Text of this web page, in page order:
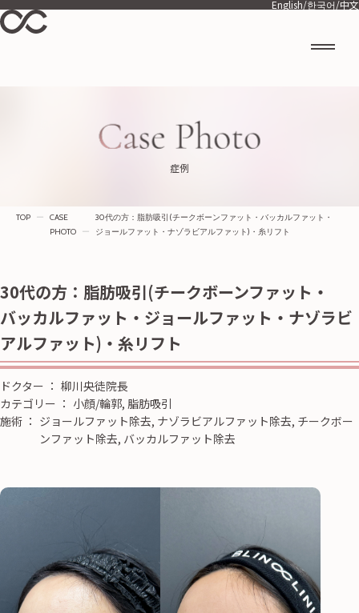
English/한국어/中文
症例
TOP ー
CASE
PHOTO
ー
30代の方：脂肪吸引(チークボーンファット・バッカルファット・
ジョールファット・ナゾラビアルファット)・糸リフト
30代の方：脂肪吸引(チークボーンファット・
バッカルファット・ジョールファット・ナゾラビ
アルファット)・糸リフト
ドクター ： 柳川央徒院長
カテゴリー ： 小顔/輪郭, 脂肪吸引
施術 ： ジョールファット除去, ナゾラビアルファット除去, チークボー
ンファット除去, バッカルファット除去